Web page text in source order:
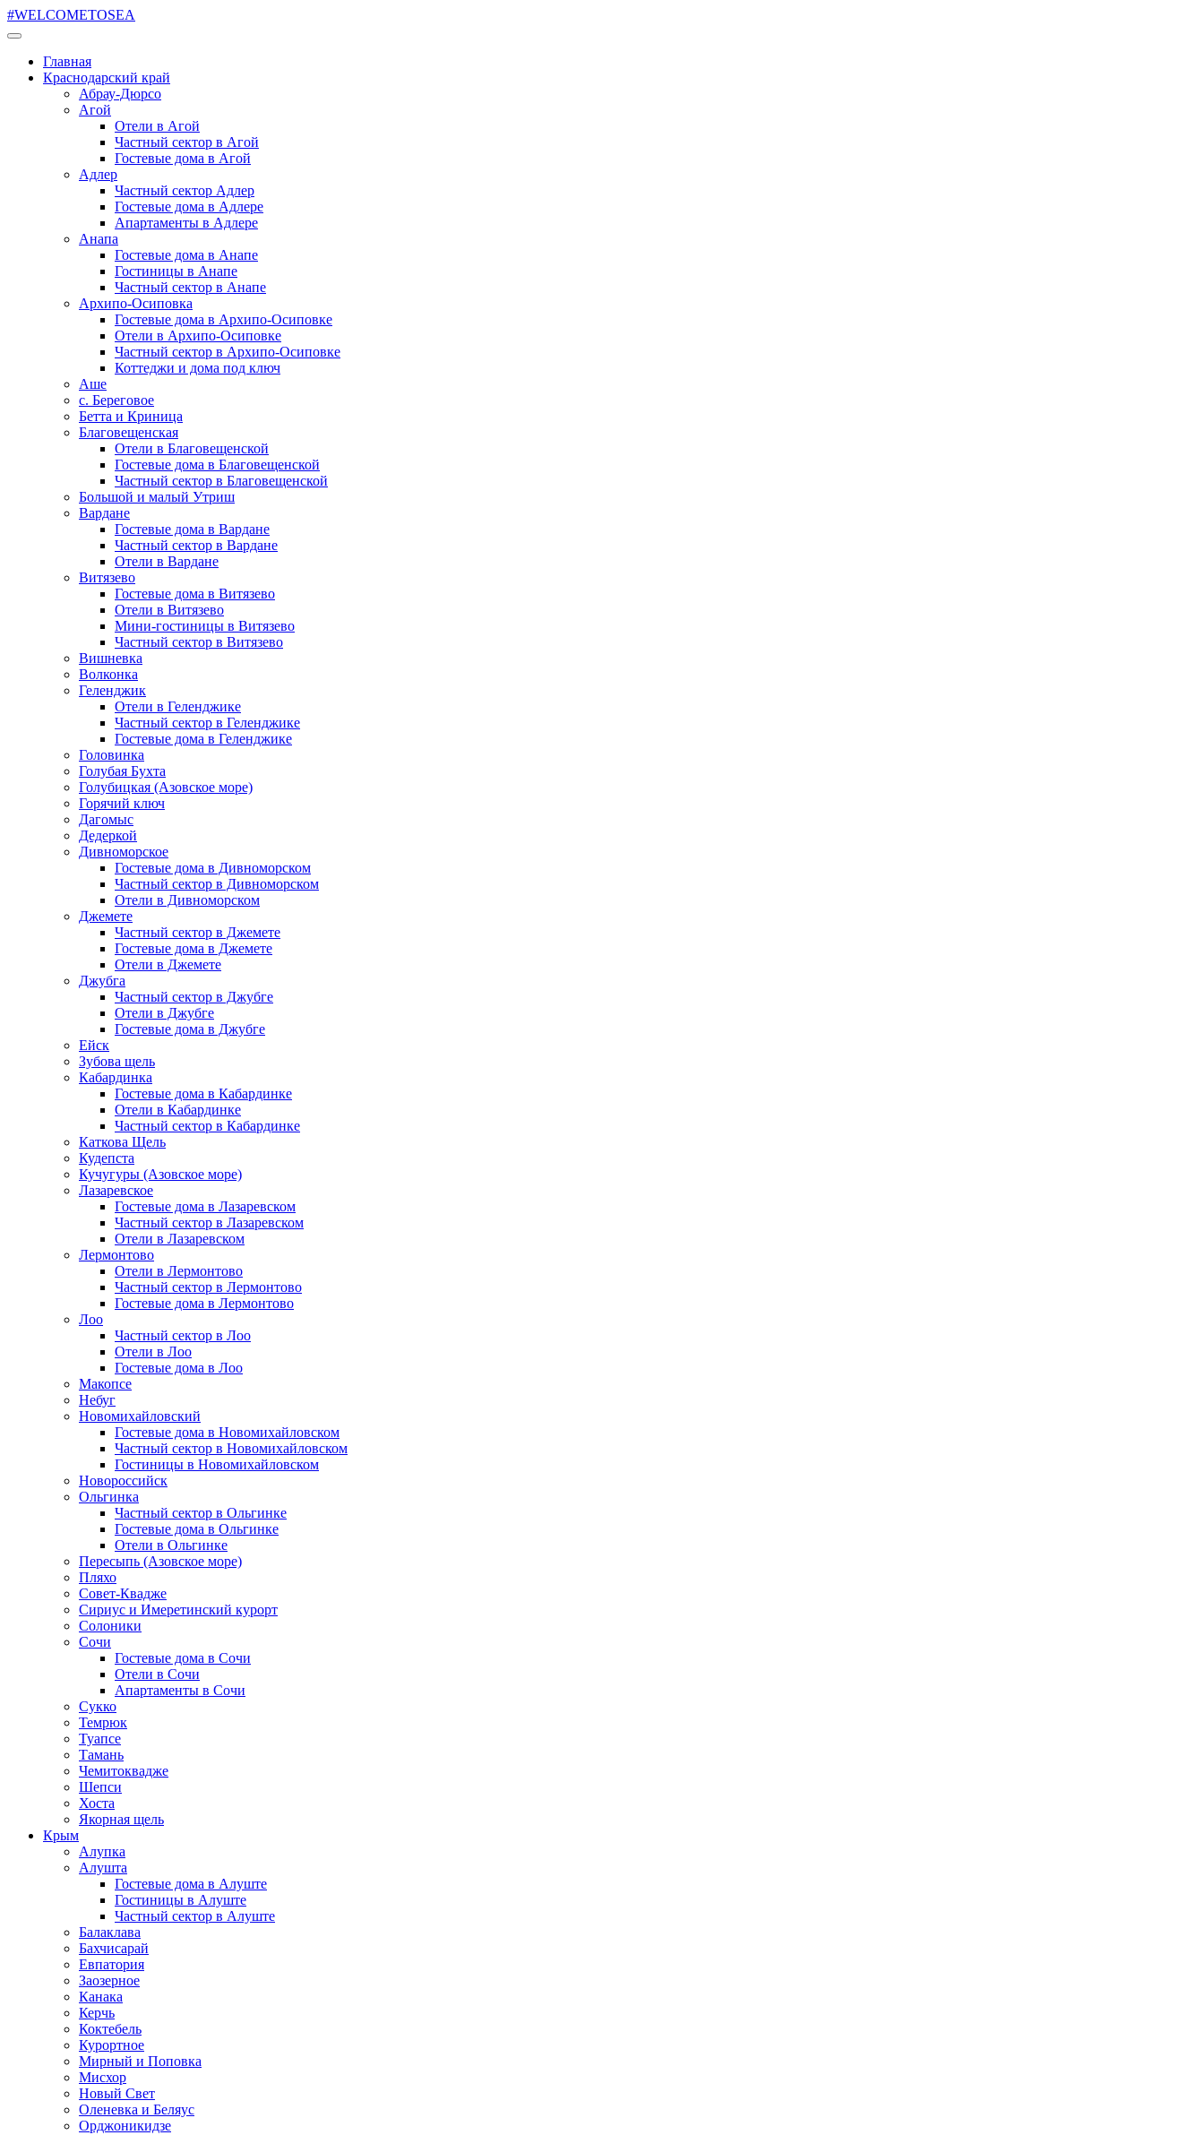
#WELCOMETOSEA
Главная
Краснодарский край
Абрау-Дюрсо
Агой
Отели в Агой
Частный сектор в Агой
Гостевые дома в Агой
Адлер
Частный сектор Адлер
Гостевые дома в Адлере
Апартаменты в Адлере
Анапа
Гостевые дома в Анапе
Гостиницы в Анапе
Частный сектор в Анапе
Архипо-Осиповка
Гостевые дома в Архипо-Осиповке
Отели в Архипо-Осиповке
Частный сектор в Архипо-Осиповке
Коттеджи и дома под ключ
Аше
с. Береговое
Бетта и Криница
Благовещенская
Отели в Благовещенской
Гостевые дома в Благовещенской
Частный сектор в Благовещенской
Большой и малый Утриш
Вардане
Гостевые дома в Вардане
Частный сектор в Вардане
Отели в Вардане
Витязево
Гостевые дома в Витязево
Отели в Витязево
Мини-гостиницы в Витязево
Частный сектор в Витязево
Вишневка
Волконка
Геленджик
Отели в Геленджике
Частный сектор в Геленджике
Гостевые дома в Геленджике
Головинка
Голубая Бухта
Голубицкая (Азовское море)
Горячий ключ
Дагомыс
Дедеркой
Дивноморское
Гостевые дома в Дивноморском
Частный сектор в Дивноморском
Отели в Дивноморском
Джемете
Частный сектор в Джемете
Гостевые дома в Джемете
Отели в Джемете
Джубга
Частный сектор в Джубге
Отели в Джубге
Гостевые дома в Джубге
Ейск
Зубова щель
Кабардинка
Гостевые дома в Кабардинке
Отели в Кабардинке
Частный сектор в Кабардинке
Каткова Щель
Кудепста
Кучугуры (Азовское море)
Лазаревское
Гостевые дома в Лазаревском
Частный сектор в Лазаревском
Отели в Лазаревском
Лермонтово
Отели в Лермонтово
Частный сектор в Лермонтово
Гостевые дома в Лермонтово
Лоо
Частный сектор в Лоо
Отели в Лоо
Гостевые дома в Лоо
Макопсе
Небуг
Новомихайловский
Гостевые дома в Новомихайловском
Частный сектор в Новомихайловском
Гостиницы в Новомихайловском
Новороссийск
Ольгинка
Частный сектор в Ольгинке
Гостевые дома в Ольгинке
Отели в Ольгинке
Пересыпь (Азовское море)
Пляхо
Совет-Квадже
Сириус и Имеретинский курорт
Солоники
Сочи
Гостевые дома в Сочи
Отели в Сочи
Апартаменты в Сочи
Сукко
Темрюк
Туапсе
Тамань
Чемитоквадже
Шепси
Хоста
Якорная щель
Крым
Алупка
Алушта
Гостевые дома в Алуште
Гостиницы в Алуште
Частный сектор в Алуште
Балаклава
Бахчисарай
Евпатория
Заозерное
Канака
Керчь
Коктебель
Курортное
Мирный и Поповка
Мисхор
Новый Свет
Оленевка и Беляус
Орджоникидзе